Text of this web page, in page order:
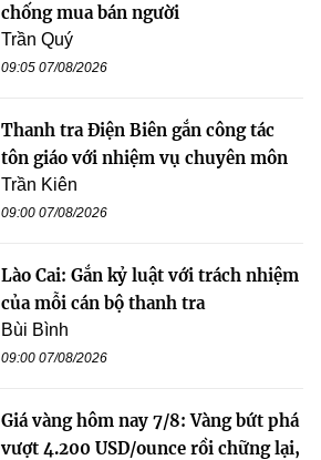
chống mua bán người
Trần Quý
09:05 07/08/2026
Thanh tra Điện Biên gắn công tác
tôn giáo với nhiệm vụ chuyên môn
Trần Kiên
09:00 07/08/2026
Lào Cai: Gắn kỷ luật với trách nhiệm
của mỗi cán bộ thanh tra
Bùi Bình
09:00 07/08/2026
Giá vàng hôm nay 7/8: Vàng bứt phá
vượt 4.200 USD/ounce rồi chững lại,